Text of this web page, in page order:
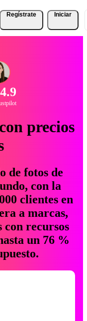
Regístrate Iniciar
4.9
precios
de fotos de
con la
clientes en
a marcas,
recursos
un 76 %